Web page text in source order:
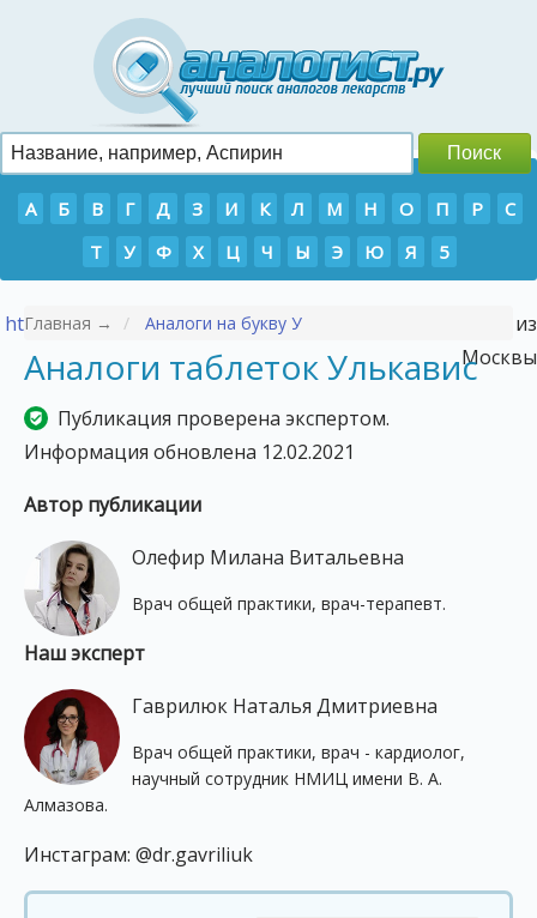
https://p-tour.ru/countries/vetnam/
- Туры во Вьетнам из
Москвы
А Б В Г Д З И К Л М Н О П Р
С
Т
У Ф Х Ц Ч Ы Э Ю Я 5
Главная → Аналоги на букву У
Аналоги таблеток Улькавис
Публикация проверена экспертом.
Информация обновлена 12.02.2021
Автор публикации
Олефир Милана Витальевна
Врач общей практики, врач-терапевт.
Наш эксперт
Гаврилюк Наталья Дмитриевна
Врач общей практики, врач - кардиолог,
научный сотрудник НМИЦ имени В. А.
Алмазова.
Инстаграм: @dr.gavriliuk